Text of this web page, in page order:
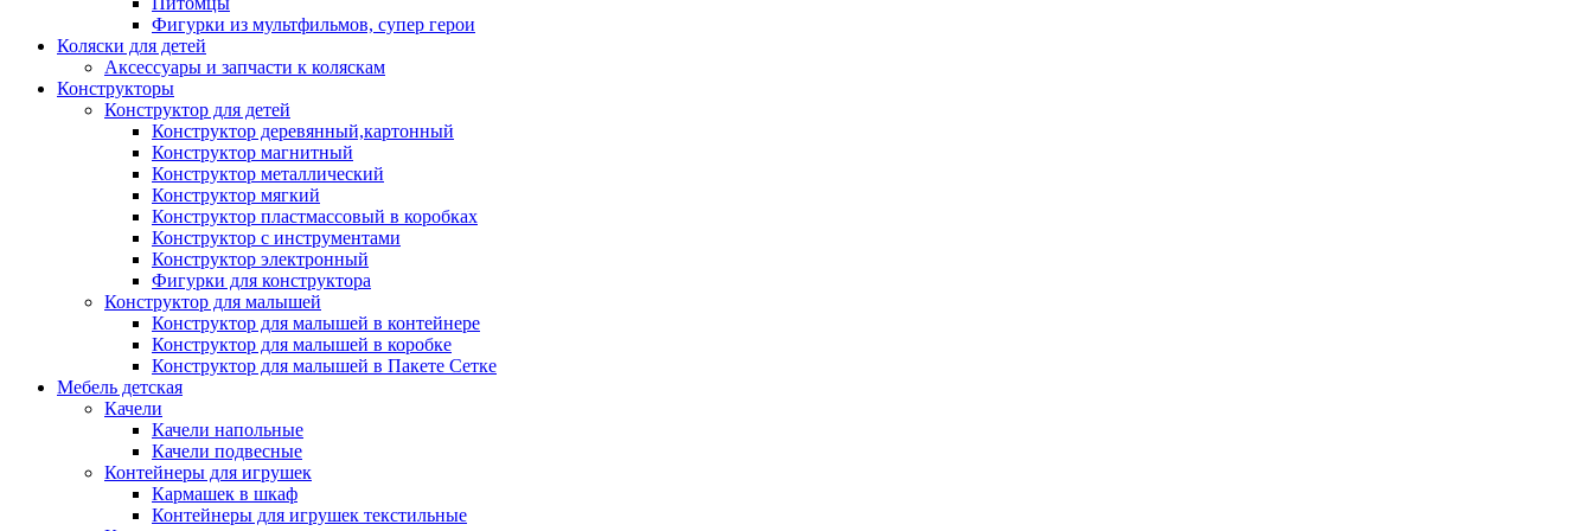
Фигурки из мультфильмов, супер герои
Коляски для детей
Аксессуары и запчасти к коляскам
Конструкторы
Конструктор для детей
Конструктор деревянный,картонный
Конструктор магнитный
Конструктор металлический
Конструктор мягкий
Конструктор пластмассовый в коробках
Конструктор с инструментами
Конструктор электронный
Фигурки для конструктора
Конструктор для малышей
Конструктор для малышей в контейнере
Конструктор для малышей в коробке
Конструктор для малышей в Пакете Сетке
Мебель детская
Качели
Качели напольные
Качели подвесные
Контейнеры для игрушек
Кармашек в шкаф
Контейнеры для игрушек текстильные